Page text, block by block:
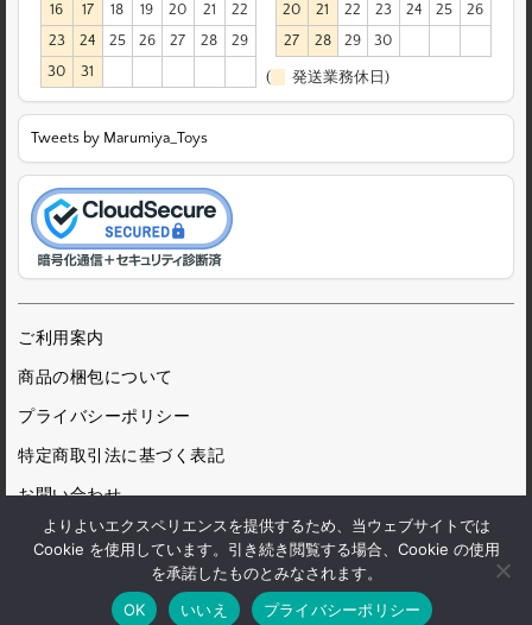
16
17 18 19 20 21
22
23
24 25 26 27 28
29
30
31
20
21 22 23 24 25
26
27
28 29 30
( 発送業務休日)
Tweets by Marumiya_Toys
ご利用案内
商品の梱包について
プライバシーポリシー
特定商取引法に基づく表記
お問い合わせ
© 1972 Marumiya Gangu Ltd.
よりよいエクスペリエンスを提供するため、当ウェブサイトでは
Cookie を使用しています。引き続き閲覧する場合、Cookie の使用
を承諾したものとみなされます。
OK
いいえ プライバシーポリシー